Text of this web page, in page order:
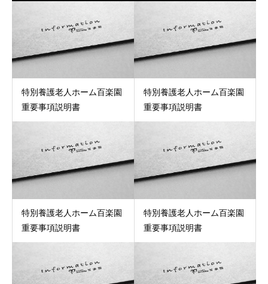
特別養護老人ホーム百楽園
重要事項説明書
特別養護老人ホーム百楽園
重要事項説明書
特別養護老人ホーム百楽園
重要事項説明書
特別養護老人ホーム百楽園
重要事項説明書